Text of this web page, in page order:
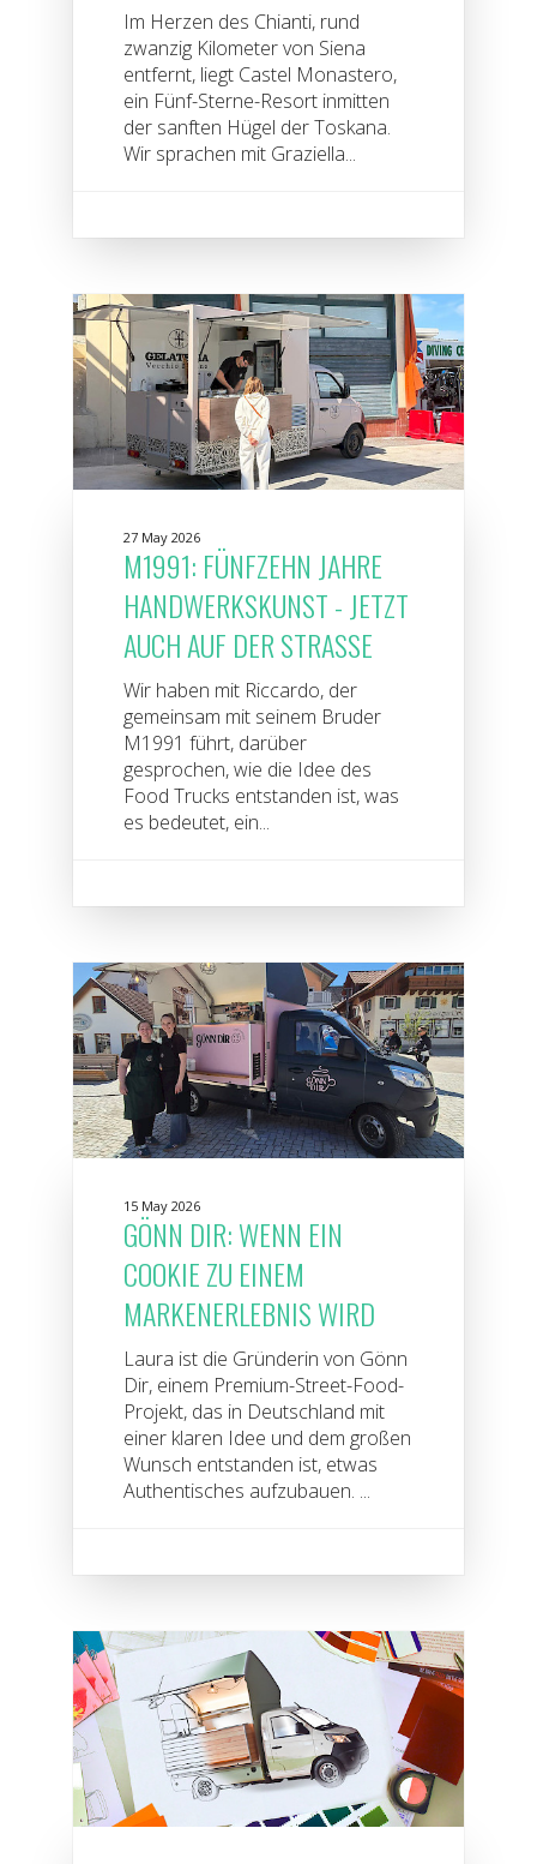
Im Herzen des Chianti, rund
zwanzig Kilometer von Siena
entfernt, liegt Castel Monastero,
ein Fünf-Sterne-Resort inmitten
der sanften Hügel der Toskana.
Wir sprachen mit Graziella...
27 May 2026
M1991: FÜNFZEHN JAHRE
HANDWERKSKUNST - JETZT
AUCH AUF DER STRASSE
Wir haben mit Riccardo, der
gemeinsam mit seinem Bruder
M1991 führt, darüber
gesprochen, wie die Idee des
Food Trucks entstanden ist, was
es bedeutet, ein...
15 May 2026
GÖNN DIR: WENN EIN
COOKIE ZU EINEM
MARKENERLEBNIS WIRD
Laura ist die Gründerin von Gönn
Dir, einem Premium-Street-Food-
Projekt, das in Deutschland mit
einer klaren Idee und dem großen
Wunsch entstanden ist, etwas
Authentisches aufzubauen. ...